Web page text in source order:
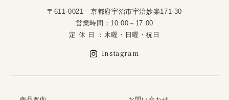
〒611-0021 京都府宇治市宇治妙楽171-30
営業時間：10:00～17:00
定 休 日 ：木曜・日曜・祝日
Instagram